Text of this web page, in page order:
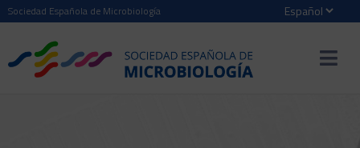
Sociedad Española de Microbiología